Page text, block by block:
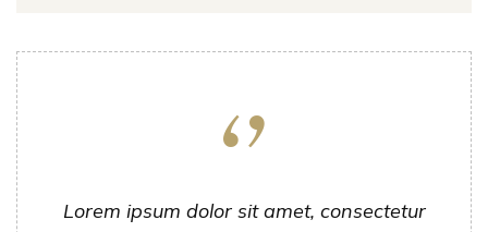
Lorem ipsum dolor sit amet, consectetur